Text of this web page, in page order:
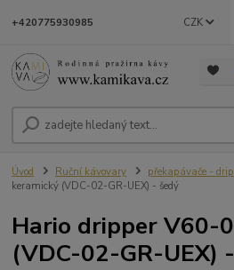
CZK
+420775930985
Úvod Ruční kávovary překapávače -
keramický (VDC-02-GR-UEX) - šedý
Hario dripper V60-
(VDC-02-GR-UEX)